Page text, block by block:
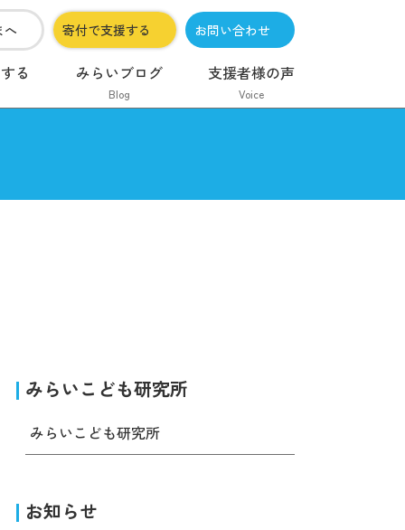
へ 寄付で支援する お問い合わせ
る みらいブログ
Blog
支援者様の声
Voice
みらいこども研究所
みらいこども研究所
お知らせ